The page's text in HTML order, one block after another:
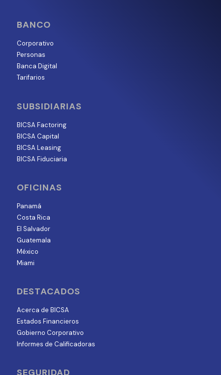
BANCO
Corporativo
Personas
Banca Digital
Tarifarios
SUBSIDIARIAS
BICSA Factoring
BICSA Capital
BICSA Leasing
BICSA Fiduciaria
OFICINAS
Panamá
Costa Rica
El Salvador
Guatemala
México
Miami
DESTACADOS
Acerca de BICSA
Estados Financieros
Gobierno Corporativo
Informes de Calificadoras